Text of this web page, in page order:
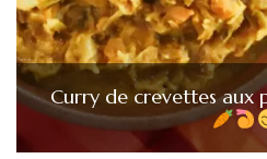
Curry de crevettes aux